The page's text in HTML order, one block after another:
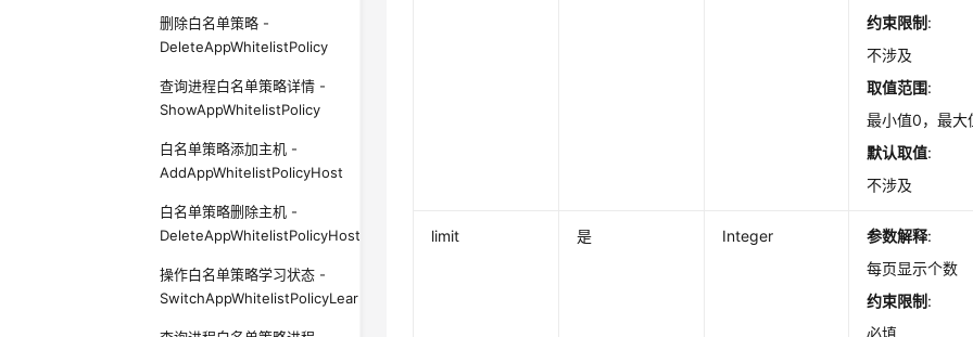
删除白名单策略 -
DeleteAppWhitelistPolicy
查询进程白名单策略详情 -
ShowAppWhitelistPolicy
白名单策略添加主机 -
AddAppWhitelistPolicyHost
白名单策略删除主机 -
DeleteAppWhitelistPolicyHost
操作白名单策略学习状态 -
SwitchAppWhitelistPolicyLearnStatus
约束限制 :
不涉及
取值范围:
最小值0，最
默认取值:
不涉及
limit 是 Integer 参数解释:
每页显示个数
约束限制 :
必填